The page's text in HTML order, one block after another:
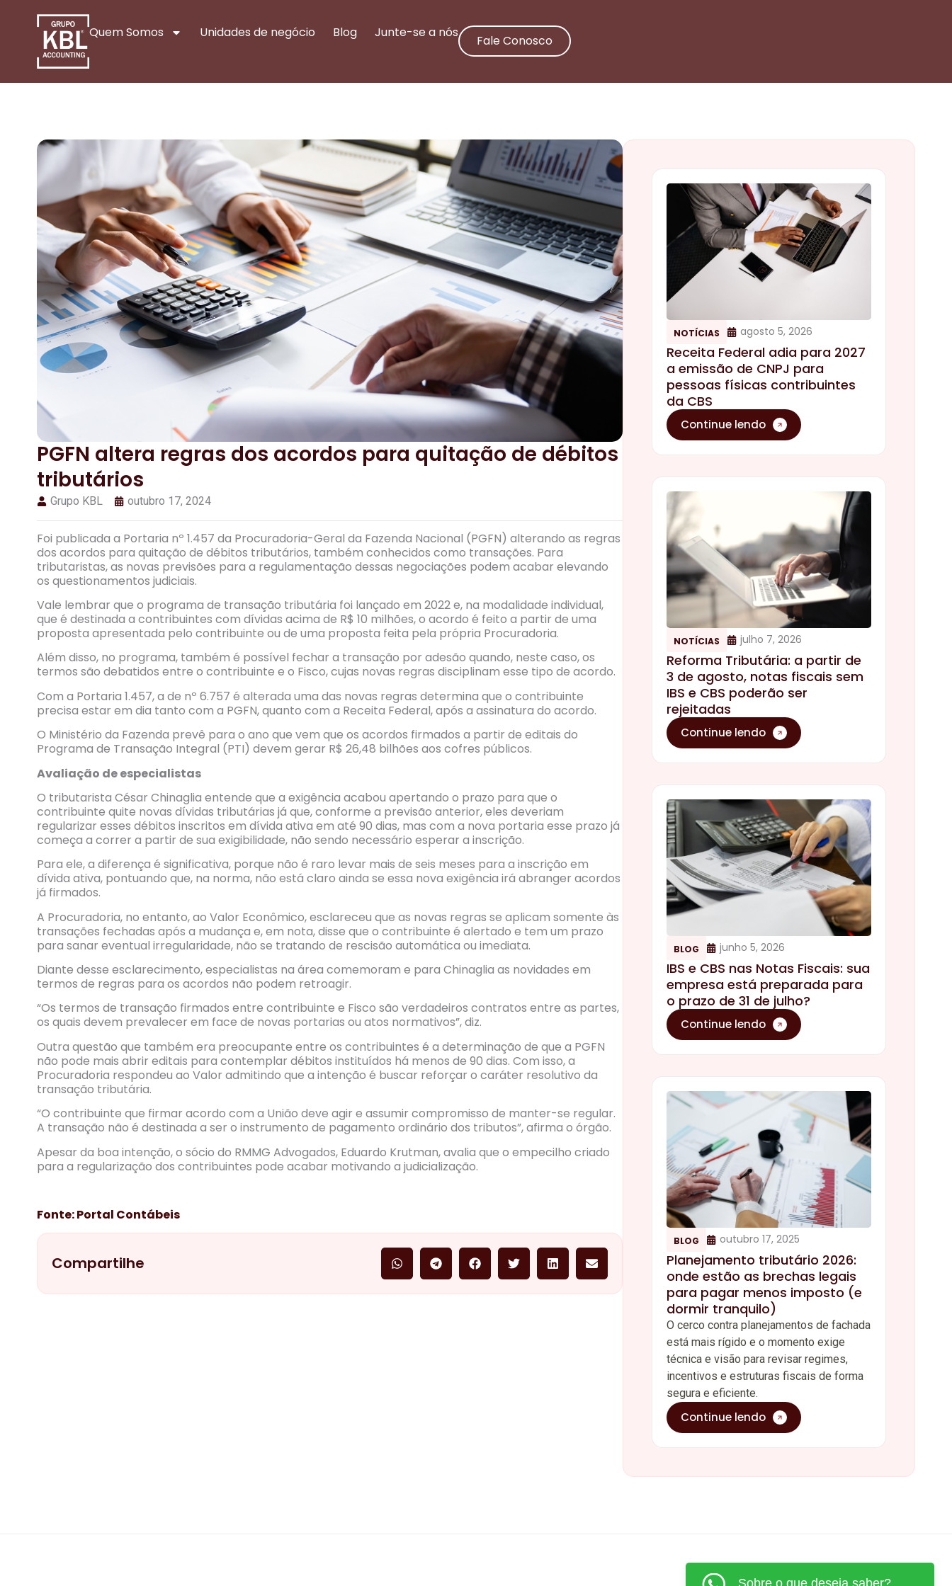
Quem Somos Unidades de negócio Blog Junte-se a nós
Fale Conosco
NOTÍCIAS agosto 5, 2026
Receita Federal adia para 2027
a emissão de CNPJ para
pessoas físicas contribuintes
da CBS
Continue lendo
NOTÍCIAS julho 7, 2026
Reforma Tributária: a partir de
3 de agosto, notas fiscais sem
IBS e CBS poderão ser
rejeitadas
Continue lendo
BLOG junho 5, 2026
IBS e CBS nas Notas Fiscais: sua
empresa está preparada para
o prazo de 31 de julho?
Continue lendo
BLOG outubro 17, 2025
Planejamento tributário 2026:
onde estão as brechas legais
para pagar menos imposto (e
dormir tranquilo)
O cerco contra planejamentos de fachada
está mais rígido e o momento exige
técnica e visão para revisar regimes,
incentivos e estruturas fiscais de forma
segura e eficiente.
Continue lendo
PGFN altera regras dos acordos para quitação de débitos
tributários
Grupo KBL outubro 17, 2024
Foi publicada a Portaria nº 1.457 da Procuradoria-Geral da Fazenda Nacional (PGFN) alterando as regras
dos acordos para quitação de débitos tributários, também conhecidos como transações. Para
tributaristas, as novas previsões para a regulamentação dessas negociações podem acabar elevando
os questionamentos judiciais.
Vale lembrar que o programa de transação tributária foi lançado em 2022 e, na modalidade individual,
que é destinada a contribuintes com dívidas acima de R$ 10 milhões, o acordo é feito a partir de uma
proposta apresentada pelo contribuinte ou de uma proposta feita pela própria Procuradoria.
Além disso, no programa, também é possível fechar a transação por adesão quando, neste caso, os
termos são debatidos entre o contribuinte e o Fisco, cujas novas regras disciplinam esse tipo de acordo.
Com a Portaria 1.457, a de nº 6.757 é alterada uma das novas regras determina que o contribuinte
precisa estar em dia tanto com a PGFN, quanto com a Receita Federal, após a assinatura do acordo.
O Ministério da Fazenda prevê para o ano que vem que os acordos firmados a partir de editais do
Programa de Transação Integral (PTI) devem gerar R$ 26,48 bilhões aos cofres públicos.
Avaliação de especialistas
O tributarista César Chinaglia entende que a exigência acabou apertando o prazo para que o
contribuinte quite novas dívidas tributárias já que, conforme a previsão anterior, eles deveriam
regularizar esses débitos inscritos em dívida ativa em até 90 dias, mas com a nova portaria esse prazo já
começa a correr a partir de sua exigibilidade, não sendo necessário esperar a inscrição.
Para ele, a diferença é significativa, porque não é raro levar mais de seis meses para a inscrição em
dívida ativa, pontuando que, na norma, não está claro ainda se essa nova exigência irá abranger acordos
já firmados.
A Procuradoria, no entanto, ao Valor Econômico, esclareceu que as novas regras se aplicam somente às
transações fechadas após a mudança e, em nota, disse que o contribuinte é alertado e tem um prazo
para sanar eventual irregularidade, não se tratando de rescisão automática ou imediata.
Diante desse esclarecimento, especialistas na área comemoram e para Chinaglia as novidades em
termos de regras para os acordos não podem retroagir.
“Os termos de transação firmados entre contribuinte e Fisco são verdadeiros contratos entre as partes,
os quais devem prevalecer em face de novas portarias ou atos normativos”, diz.
Outra questão que também era preocupante entre os contribuintes é a determinação de que a PGFN
não pode mais abrir editais para contemplar débitos instituídos há menos de 90 dias. Com isso, a
Procuradoria respondeu ao Valor admitindo que a intenção é buscar reforçar o caráter resolutivo da
transação tributária.
“O contribuinte que firmar acordo com a União deve agir e assumir compromisso de manter-se regular.
A transação não é destinada a ser o instrumento de pagamento ordinário dos tributos”, afirma o órgão.
Apesar da boa intenção, o sócio do RMMG Advogados, Eduardo Krutman, avalia que o empecilho criado
para a regularização dos contribuintes pode acabar motivando a judicialização.
Fonte: Portal Contábeis
Compartilhe
Sobre o que deseja saber?